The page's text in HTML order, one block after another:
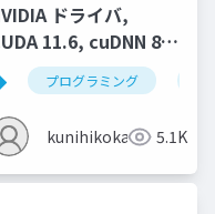
頭部の姿勢推定
ドライバ,
11.6, cuDNN 8.4
インストール
上) (2022年
の最新版)
プログラミング
kunihikokaneko5.1K